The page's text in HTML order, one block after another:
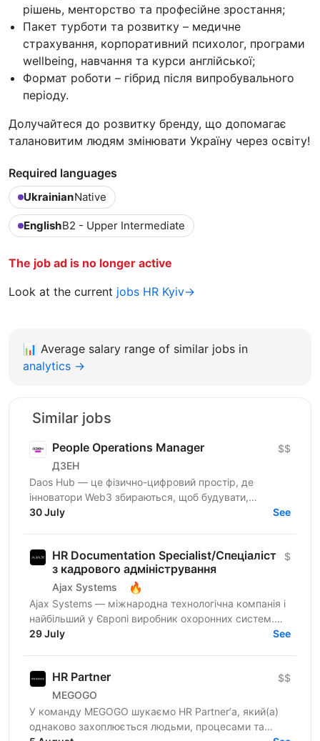
рішень, менторство та професійне зростання;
Пакет турботи та розвитку – медичне
страхування, корпоративний психолог, програми
wellbeing, навчання та курси англійської;
Формат роботи – гібрид після випробувального
періоду.
Долучайтеся до розвитку бренду, що допомагає
талановитим людям змінювати Україну через освіту!
Required languages
UkrainianNative
EnglishB2 - Upper Intermediate
The job ad is no longer active
Look at the current jobs HR Kyiv→
📊 Average salary range of similar jobs in
analytics →
Similar jobs
People Operations Manager
ДЗЕН
$$
Daos Hub — це фізично-цифровий простір, де
інноватори Web3 збираються, щоб будувати,
співпрацювати та розвиватися. Наш флагманський
30 July See
HR Documentation Specialist/Спеціаліст
з кадрового адміністрування
Ajax Systems 🔥
$
Ajax Systems — міжнародна технологічна компанія і
найбільший у Європі виробник охоронних систем.
Продуктам Ajax довіряють уже понад 4,5 мільйони
29 July See
HR Partner
MEGOGO
$$
У команду MEGOGO шукаємо HR Partner’а, який(а)
однаково захоплюється людьми, процесами та